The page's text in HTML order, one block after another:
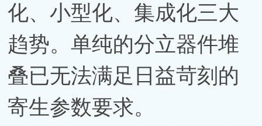
化、小型化、集成化三大
趋势。单纯的分立器件堆
叠已无法满足日益苛刻的
寄生参数要求。